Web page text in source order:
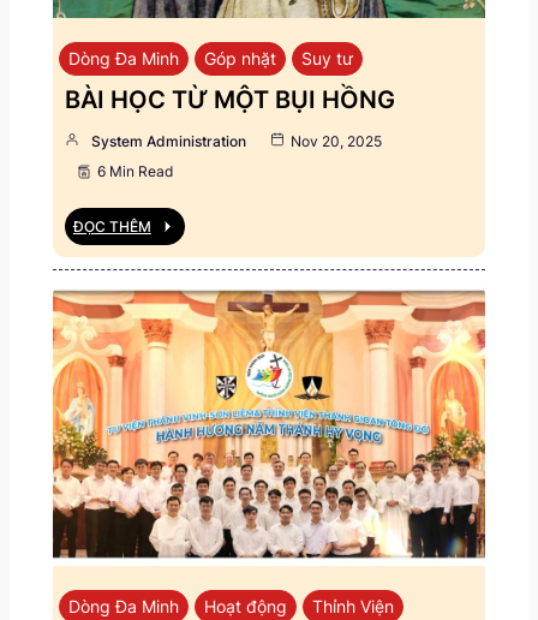
Dòng Đa Minh Góp nhặt Suy tư
BÀI HỌC TỪ MỘT BỤI HỒNG
System Administration
Nov 20, 2025
6 Min Read
ĐỌC THÊM
Dòng Đa Minh Hoạt động
Thỉnh Viện